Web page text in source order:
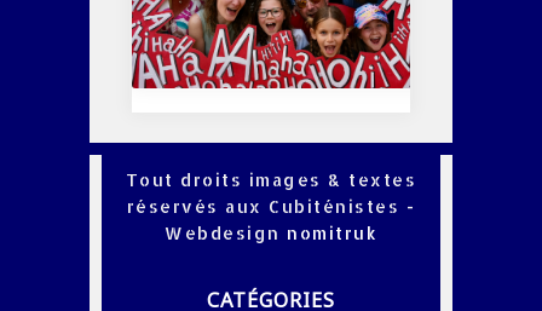
Tout droits images & textes
réservés aux Cubiténistes -
Webdesign nomitruk
CATÉGORIES